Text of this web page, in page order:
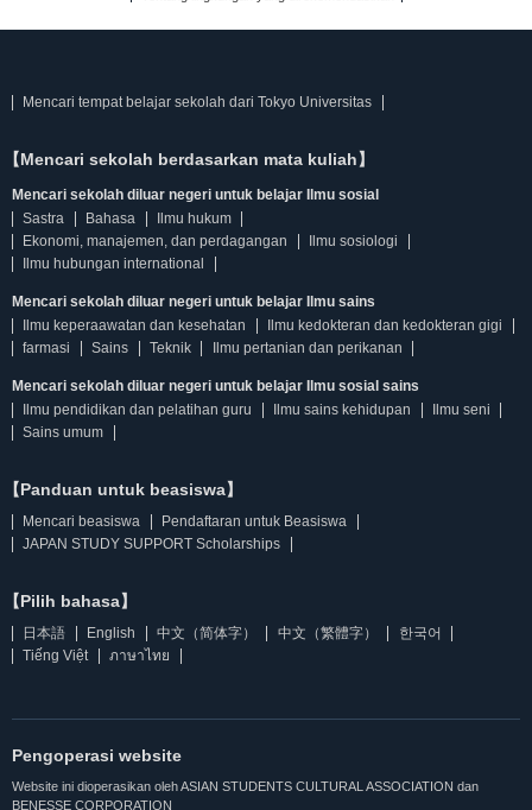
Mencari tempat belajar sekolah dari Tokyo Universitas
【Mencari sekolah berdasarkan mata kuliah】
Mencari sekolah diluar negeri untuk belajar Ilmu sosial
Sastra
Bahasa
Ilmu hukum
Ekonomi, manajemen, dan perdagangan
Ilmu sosiologi
Ilmu hubungan international
Mencari sekolah diluar negeri untuk belajar Ilmu sains
Ilmu keperaawatan dan kesehatan
Ilmu kedokteran dan kedokteran gigi
farmasi
Sains Teknik Ilmu pertanian dan perikanan
Mencari sekolah diluar negeri untuk belajar Ilmu sosial sains
Ilmu pendidikan dan pelatihan guru
Ilmu sains kehidupan
Ilmu seni
Sains umum
【Panduan untuk beasiswa】
Mencari beasiswa
Pendaftaran untuk Beasiswa
JAPAN STUDY SUPPORT Scholarships
【Pilih bahasa】
日本語 English 中文（简体字） 中文（繁體字）
한국어
Tiếng Việt
ภาษาไทย
Pengoperasi website
Website ini dioperasikan oleh ASIAN STUDENTS CULTURAL ASSOCIATION dan
BENESSE CORPORATION